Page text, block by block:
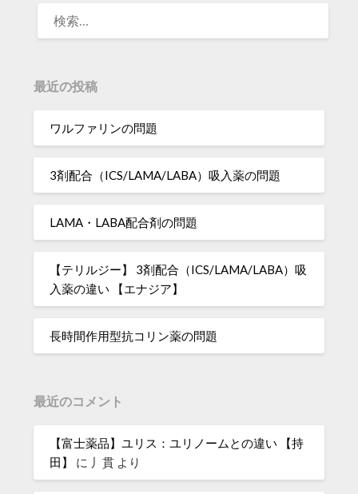
最近の投稿
ワルファリンの問題
3剤配合（ICS/LAMA/LABA）吸入薬の問題
LAMA・LABA配合剤の問題
【テリルジー】 3剤配合（ICS/LAMA/LABA）吸
入薬の違い 【エナジア】
長時間作用型抗コリン薬の問題
最近のコメント
【富士薬品】ユリス：ユリノームとの違い 【持
田】
に 丿貫 より